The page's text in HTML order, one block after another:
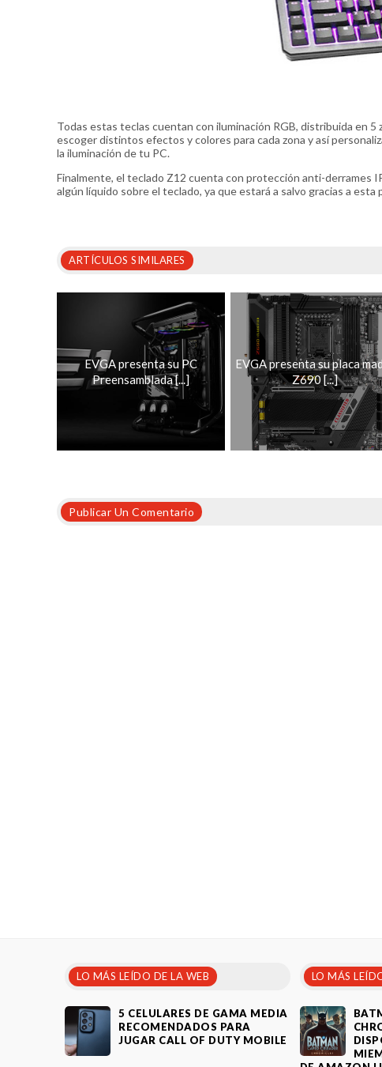
Todas estas teclas cuentan con iluminación RGB, distribuida en
escoger distintos efectos y colores para cada zona y así
la iluminación de tu PC.
Finalmente, el teclado Z12 cuenta con protección anti-derrames
algún líquido sobre el teclado, ya que estará a salvo gracias a esta
ARTÍCULOS SIMILARES
EVGA presenta su PC
Preensamblada [...]
EVGA presenta su placa
Z690 [...]
Publicar Un Comentario
LO MÁS LEÍDO DE LA WEB
5 CELULARES DE GAMA MEDIA
RECOMENDADOS PARA
JUGAR CALL OF DUTY MOBILE
LO MÁS